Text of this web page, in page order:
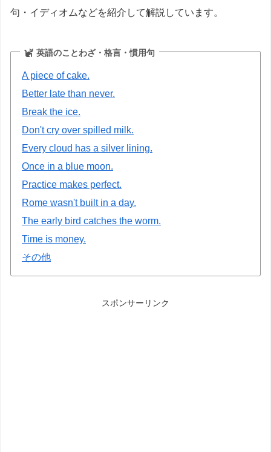
句・イディオムなどを紹介して解説しています。
英語のことわざ・格言・慣用句
A piece of cake.
Better late than never.
Break the ice.
Don't cry over spilled milk.
Every cloud has a silver lining.
Once in a blue moon.
Practice makes perfect.
Rome wasn't built in a day.
The early bird catches the worm.
Time is money.
その他
スポンサーリンク